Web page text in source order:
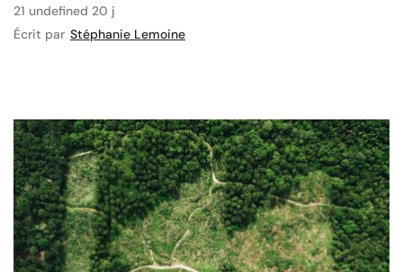
21 undefined 20 j
Écrit par Stéphanie Lemoine